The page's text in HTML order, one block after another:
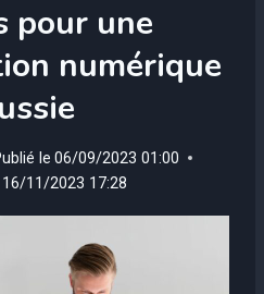
pour une
numérique
le 06/09/2023 01:00
16/11/2023 17:28